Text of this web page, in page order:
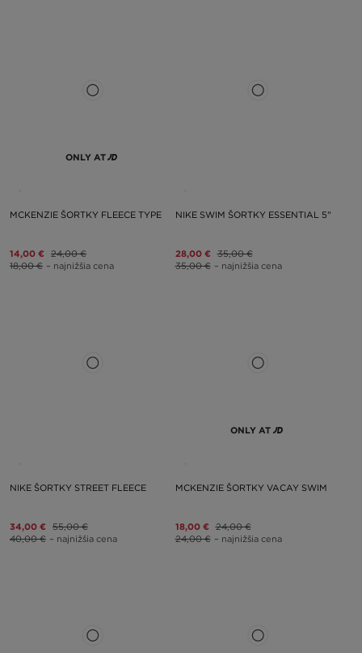
ONLY AT
MCKENZIE ŠORTKY FLEECE TYPE
14,00 € 24,00 €
18,00 € – najnižšia cena
NIKE SWIM ŠORTKY ESSENTIAL 5"
28,00 € 35,00 €
35,00 € – najnižšia cena
NIKE ŠORTKY STREET FLEECE
34,00 € 55,00 €
40,00 € – najnižšia cena
ONLY AT
MCKENZIE ŠORTKY VACAY SWIM
18,00 € 24,00 €
24,00 € – najnižšia cena